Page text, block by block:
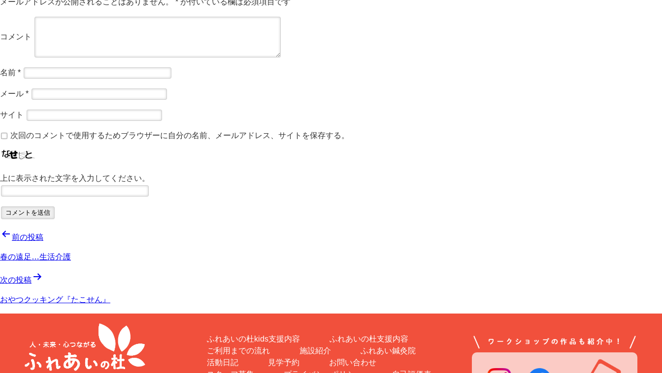
コメント
名前 *
メール *
サイト
次回のコメントで使用するためブラウザーに自分の名前、メールアドレス、サイトを保存する。
上に表示された文字を入力してください。
投
稿
ナ
ビ
前の投稿
春の遠足…生活介護
次の投稿
おやつクッキング『たこせん』
ふれあいの杜kids支援内容
ふれあいの杜支援内容
ご利用までの流れ
施設紹介
ふれあい鍼灸院
活動日記
見学予約
お問い合わせ